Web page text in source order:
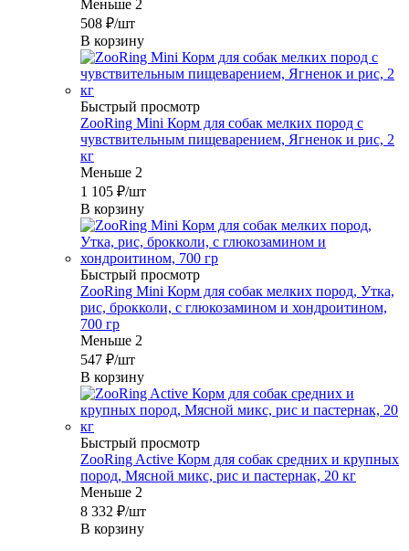
Меньше 2
508 ₽/шт
В корзину
Быстрый просмотр
ZooRing Mini Корм для собак мелких пород с
чувствительным пищеварением, Ягненок и рис, 2
кг
Меньше 2
1 105 ₽/шт
В корзину
Быстрый просмотр
ZooRing Mini Корм для собак мелких пород, Утка,
рис, брокколи, с глюкозамином и хондроитином,
700 гр
Меньше 2
547 ₽/шт
В корзину
Быстрый просмотр
ZooRing Active Корм для собак средних и крупных
пород, Мясной микс, рис и пастернак, 20 кг
Меньше 2
8 332 ₽/шт
В корзину